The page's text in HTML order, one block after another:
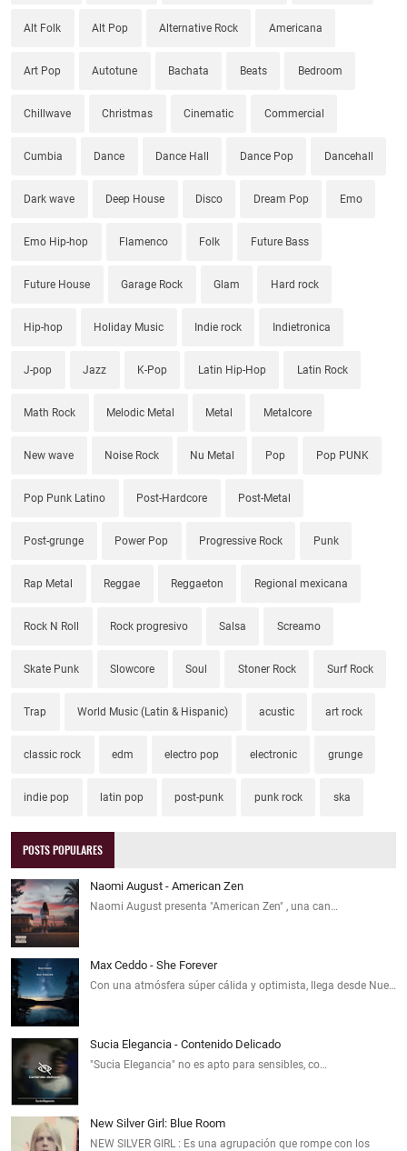
Alt Folk Alt Pop Alternative Rock Americana
Art Pop Autotune Bachata Beats Bedroom
Chillwave Christmas Cinematic Commercial
Cumbia Dance Dance Hall Dance Pop Dancehall
Dark wave Deep House Disco Dream Pop Emo
Emo Hip-hop Flamenco Folk Future Bass
Future House Garage Rock Glam Hard rock
Hip-hop Holiday Music Indie rock Indietronica
J-pop Jazz K-Pop Latin Hip-Hop Latin Rock
Math Rock Melodic Metal Metal Metalcore
New wave Noise Rock Nu Metal Pop Pop PUNK
Pop Punk Latino Post-Hardcore Post-Metal
Post-grunge Power Pop Progressive Rock Punk
Rap Metal Reggae Reggaeton Regional mexicana
Rock N Roll Rock progresivo Salsa Screamo
Skate Punk Slowcore Soul Stoner Rock Surf Rock
Trap World Music (Latin & Hispanic) acustic art rock
classic rock edm electro pop electronic grunge
indie pop latin pop post-punk punk rock ska
POSTS POPULARES
Naomi August - American Zen
Naomi August presenta "American Zen" , una can…
Max Ceddo - She Forever
Con una atmósfera súper cálida y optimista, llega desde Nue…
Sucia Elegancia - Contenido Delicado
"Sucia Elegancia" no es apto para sensibles, co…
New Silver Girl: Blue Room
NEW SILVER GIRL : Es una agrupación que rompe con los